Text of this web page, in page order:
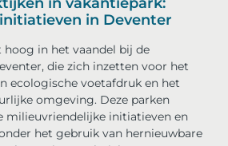
in vakantiepark:
in Deventer
hoog in het vaandel bij de
die zich inzetten voor het
ecologische voetafdruk en het
omgeving. Deze parken
milieuvriendelijke initiatieven en
het gebruik van hernieuwbare